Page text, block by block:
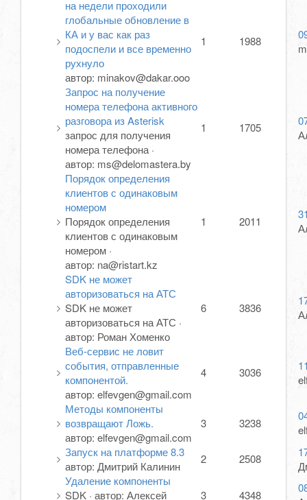
на недели проходили
глобальные обновление в
КА и у вас как раз
подоспели и все временно
рухнуло
автор: minakov@dakar.ooo
1 1988
Запрос на получение
номера телефона активного
разговора из Asterisk
запрос для получения
номера телефона·
автор: ms@delomastera.by
1 1705
Порядок определения
клиентов с одинаковым
номером
Порядок определения
клиентов с одинаковым
номером ·
автор: na@ristart.kz
1 2011
SDK не может
авторизоваться на АТС
SDK не может
авторизоваться на АТС ·
автор: Роман Хоменко
6 3836
Веб-сервис не ловит
события, отправленные
компонентой.
автор: elfevgen@gmail.com
4 3036
Методы компоненты
возвращают Ложь.
автор: elfevgen@gmail.com
3 3238
Запуск на платформе 8.3
автор: Дмитрий Калинин
2 2508
Удаление компоненты
SDK · автор: Алексей 3 4348